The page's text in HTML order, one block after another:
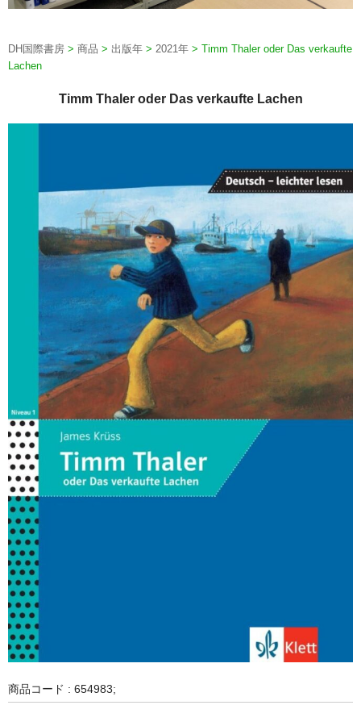
DH国際書房 > 商品 > 出版年 > 2021年 > Timm Thaler oder Das verkaufte
Lachen
Timm Thaler oder Das verkaufte Lachen
商品コード : 654983;